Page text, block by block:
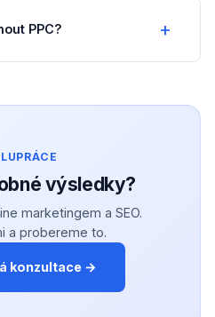
PPC?
výsledky?
marketingem a SEO.
a probereme to.
konzultace →